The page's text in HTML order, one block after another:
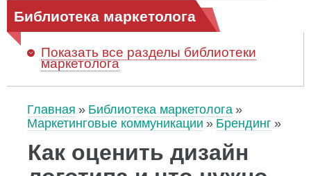
Библиотека маркетолога
Показать все разделы библиотеки
маркетолога
Главная
Библиотека маркетолога
Маркетинговые коммуникации
Брендинг
Как оценить дизайн